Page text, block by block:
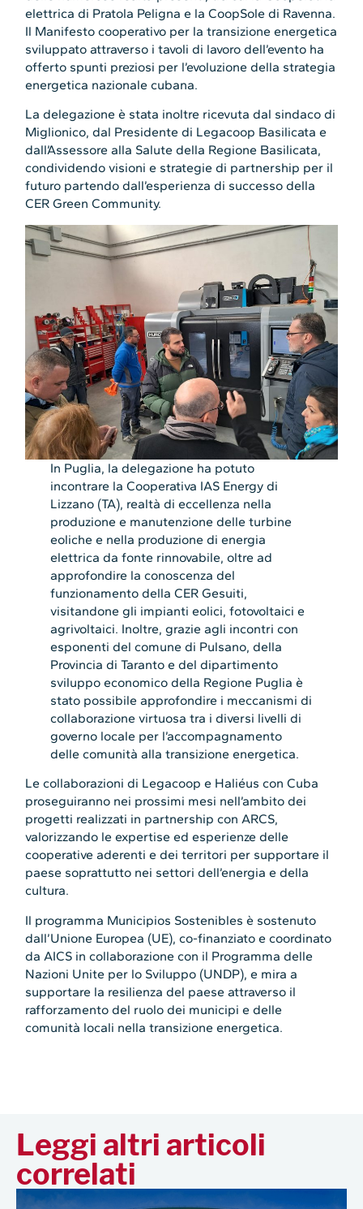
elettrica di Pratola Peligna e la CoopSole di Ravenna.
Il Manifesto cooperativo per la transizione energetica
sviluppato attraverso i tavoli di lavoro dell’evento ha
offerto spunti preziosi per l’evoluzione della strategia
energetica nazionale cubana.
La delegazione è stata inoltre ricevuta dal sindaco di
Miglionico, dal Presidente di Legacoop Basilicata e
dall’Assessore alla Salute della Regione Basilicata,
condividendo visioni e strategie di partnership per il
futuro partendo dall’esperienza di successo della
CER Green Community.
In Puglia, la delegazione ha potuto
incontrare la Cooperativa IAS Energy di
Lizzano (TA), realtà di eccellenza nella
produzione e manutenzione delle turbine
eoliche e nella produzione di energia
elettrica da fonte rinnovabile, oltre ad
approfondire la conoscenza del
funzionamento della CER Gesuiti,
visitandone gli impianti eolici, fotovoltaici e
agrivoltaici. Inoltre, grazie agli incontri con
esponenti del comune di Pulsano, della
Provincia di Taranto e del dipartimento
sviluppo economico della Regione Puglia è
stato possibile approfondire i meccanismi di
collaborazione virtuosa tra i diversi livelli di
governo locale per l’accompagnamento
delle comunità alla transizione energetica.
Le collaborazioni di Legacoop e Haliéus con Cuba
proseguiranno nei prossimi mesi nell’ambito dei
progetti realizzati in partnership con ARCS,
valorizzando le expertise ed esperienze delle
cooperative aderenti e dei territori per supportare il
paese soprattutto nei settori dell’energia e della
cultura.
Il programma Municipios Sostenibles è sostenuto
dall’Unione Europea (UE), co-finanziato e coordinato
da AICS in collaborazione con il Programma delle
Nazioni Unite per lo Sviluppo (UNDP), e mira a
supportare la resilienza del paese attraverso il
rafforzamento del ruolo dei municipi e delle
comunità locali nella transizione energetica.
Leggi altri articoli
correlati